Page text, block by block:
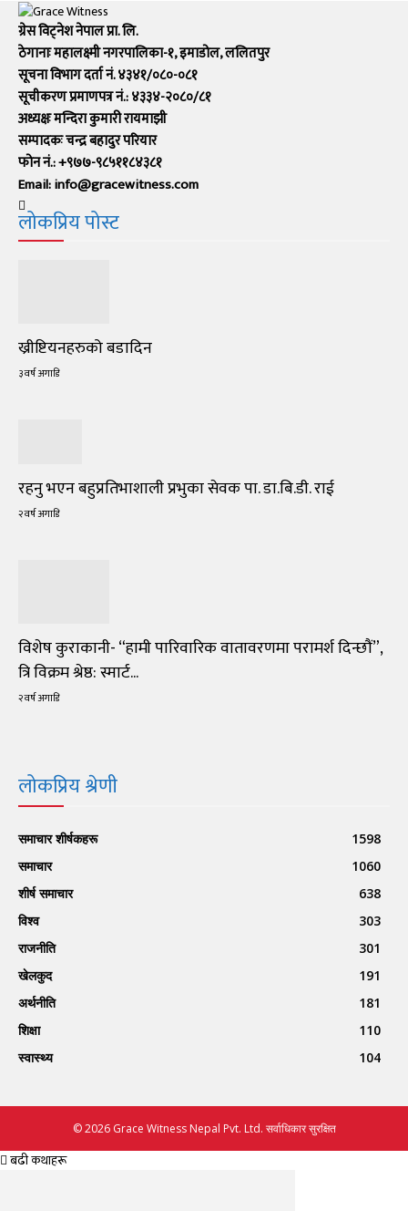
ग्रेस विट्नेश नेपाल प्रा. लि.
ठेगानाः महालक्ष्मी नगरपालिका-१, इमाडोल, ललितपुर
सूचना विभाग दर्ता नं. ४३४१/०८०-०८१
सूचीकरण प्रमाणपत्र नं.: ४३३४-२०८०/८१
अध्यक्षः मन्दिरा कुमारी रायमाझी
सम्पादकः चन्द्र बहादुर परियार
फोन नं.: +९७७-९८५११८४३८१
Email: info@gracewitness.com
लोकप्रिय पोस्ट
ख्रीष्टियनहरुको बडादिन
३ वर्ष अगाडि
रहनु भएन बहुप्रतिभाशाली प्रभुका सेवक पा. डा.बि.डी. राई
२ वर्ष अगाडि
विशेष कुराकानी- “हामी पारिवारिक वातावरणमा परामर्श दिन्छौं”,
त्रि विक्रम श्रेष्ठ: स्मार्ट...
२ वर्ष अगाडि
लोकप्रिय श्रेणी
समाचार शीर्षकहरू
1598
समाचार
1060
शीर्ष समाचार
638
विश्व
303
राजनीति
301
खेलकुद
191
अर्थनीति
181
शिक्षा
110
स्वास्थ्य
104
© 2026 Grace Witness Nepal Pvt. Ltd. सर्वाधिकार सुरक्षित
बढी कथाहरू